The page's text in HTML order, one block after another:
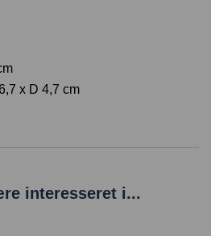
x D 4,7 cm
interesseret i...